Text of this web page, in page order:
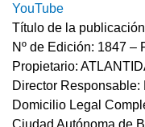
YouTube
Título de la
Nº de Edición: 1847 –
Propietario:
Director Responsable:
Domicilio Legal
Ciudad Autónoma de